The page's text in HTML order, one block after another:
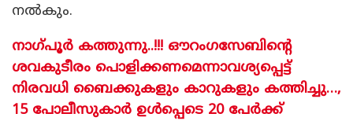
നൽകും.
നാഗ്പൂർ കത്തുന്നു..!!! ഔറംഗസേബിൻ്റെ
ശവകുടീരം പൊളിക്കണമെന്നാവശ്യപ്പെട്ട്
നിരവധി ബൈക്കുകളും കാറുകളും കത്തിച്ചു…,
15 പോലീസുകാർ ഉൾപ്പെടെ 20 പേർക്ക്